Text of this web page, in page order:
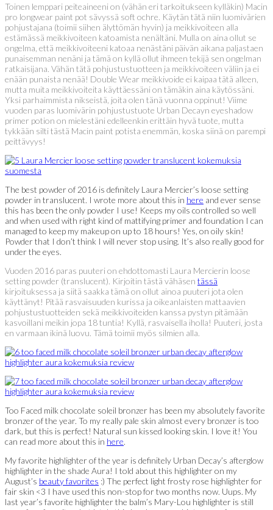
Toinen lemppari peiteaineeni on (vähän eri tarkoitukseen kylläkin) Macin
pro longwear paint pot sävyssä soft ochre. Käytän tätä niin luomivärien
pohjustajana (toimii siihen älyttömän hyvin) ja meikkivoiteen alla
estämässä meikkivoiteen katoamista nenältäni. Mulla on aina ollut se
ongelma, että meikkivoiteeni katoaa nenästäni päivän aikana paljastaen
punaisemman nenäni ja tämä on kyllä ollut ihmeen tekijä sen ongelman
ratkaisijana. Vähän tätä pohjustustuotteen ja meikkivoiteen väliin ja ei
enään punaista nenää! Double Wear meikkivoide ei kaipaa tätä alleen,
mutta muita meikkivoiteita käyttäessäni on tämäkin aina käytössäni.
Yksi parhaimmista nikseistä, joita olen tänä vuonna oppinut! Viime
vuoden paras luomivärin pohjustustuote Urban Decayn eyeshadow
primer potion on mielestäni edelleenkin erittäin hyvä tuote, mutta
tykkään silti tästä Macin paint potista enemmän, koska siinä on parempi
peittävyys!
The best powder of 2016 is definitely Laura Mercier’s loose setting
powder in translucent. I wrote more about this in here and ever sense
this has been the only powder I use! Keeps my oils controlled so well
and when used with right kind of mattifying primer and foundation I can
managed to keep my makeup on up to 18 hours! Yes, on oily skin!
Powder that I don’t think I will never stop using. It’s also really good for
under the eyes.
Vuoden 2016 paras puuteri on ehdottomasti Laura Mercierin loose
setting powder (translucent). Kirjoitin tästä vähäsen tässä
kirjoituksessa ja siitä saakka tämä on ollut ainoa puuteri jota olen
käyttänyt! Pitää rasvaisuuden kurissa ja oikeanlaisten mattaavien
pohjustustuotteiden sekä meikkivoiteiden kanssa pystyn pitämään
kasvoillani meikin jopa 18 tuntia! Kyllä, rasvaisella iholla! Puuteri, josta
en varmaan ikinä luovu. Tämä toimii myös silmien alla.
Too Faced milk chocolate soleil bronzer has been my absolutely favorite
bronzer of the year. To my really pale skin almost every bronzer is too
dark, but this is perfect! Natural sun kissed looking skin. I love it! You
can read more about this in here.
My favorite highlighter of the year is definitely Urban Decay’s afterglow
highlighter in the shade Aura! I told about this highlighter on my
August’s beauty favorites :) The perfect light frosty rose highlighter for
fair skin <3 I have used this non-stop for two months now. Uups. My
last year’s favorite highlighter the balm’s Mary-Lou highlighter is still